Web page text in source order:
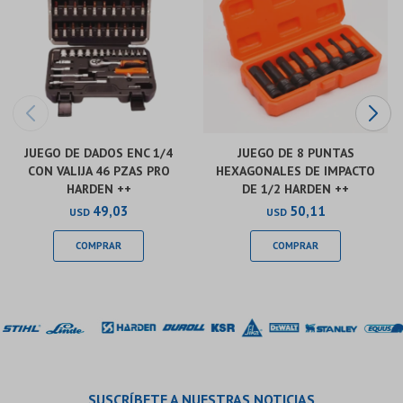
JUEGO DE DADOS ENC 1/4
CON VALIJA 46 PZAS PRO
HARDEN ++
USD 49,03
JUEGO DE 8 PUNTAS
HEXAGONALES DE IMPACTO
DE 1/2 HARDEN ++
USD 50,11
SUSCRÍBETE A NUESTRAS NOTICIAS